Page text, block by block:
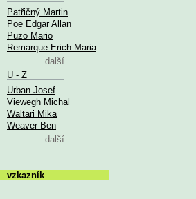
Patřičný Martin
Poe Edgar Allan
Puzo Mario
Remarque Erich Maria
další
U - Z
Urban Josef
Viewegh Michal
Waltari Mika
Weaver Ben
další
vzkazník